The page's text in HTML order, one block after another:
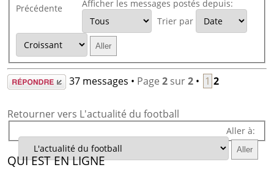
Précédente
Afficher les messages postés depuis:
Trier par
Répondre 37 messages • Page 2sur2• 1 2
Retourner vers L'actualité du football
Aller à:
QUI EST EN LIGNE